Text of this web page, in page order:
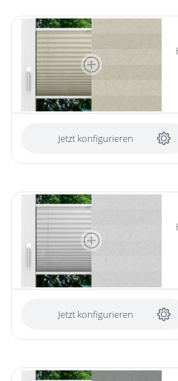
Jetzt konfigurieren
Jetzt konfigurieren